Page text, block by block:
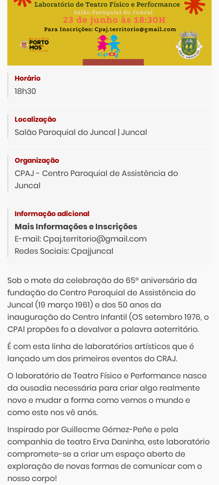
18h30
Salão Paroquial do Juncal | Juncal
CPAJ - Centro Paroquial de Assistência do
Juncal
Mais Informações e Inscrições
E-mail: Cpaj.territorio@gmail.com
Redes Sociais: Cpajjuncal
Sob o mote da celebração do 65º aniversário da
fundação do Centro Paroquial de Assistência do
Juncal (19 março 1961) e dos 50 anos da
inauguração do Centro Infantil (OS setembro 1976, o
CPAl propões fo a devalver a palavra aoterritório.
É com esta linha de laboratórios artísticos que é
lançado um dos primeiros eventos do CRAJ.
O laboratório de Teatro Físico e Performance nasce
da ousadia necessária para criar algo realmente
novo e mudar a forma como vemos o mundo e
como este nos vê anós.
Inspirado por Guillecme Gémez-Peñe e pela
companhia de teatro Erva Daninha, este laboratório
compromete-se a criar um espaço aberto de
exploração de novas formas de comunicar com o
nosso corpo!